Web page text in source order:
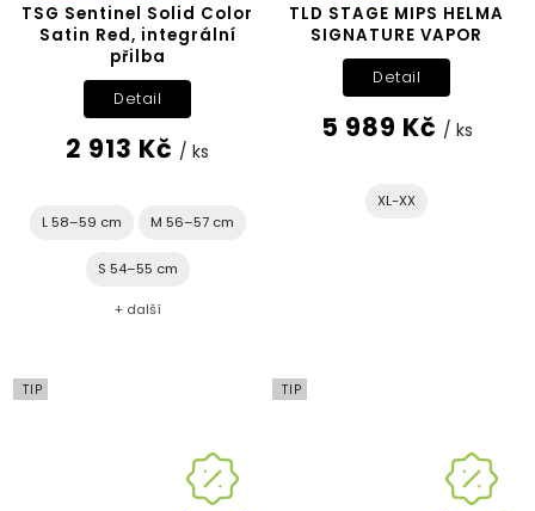
TSG Sentinel Solid Color
Satin Red, integrální
přilba
2 913 Kč / ks
Detail
L 58–59 cm M 56–57 cm
S 54–55 cm
+ další
TLD STAGE MIPS HELMA
SIGNATURE VAPOR
5 989 Kč / ks
Detail
XL-XX
TIP TIP